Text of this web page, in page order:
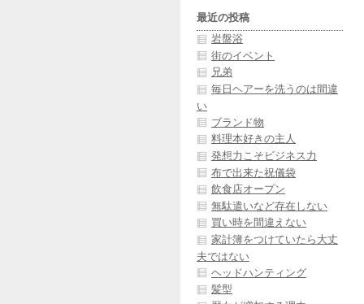
最近の投稿
岩盤浴
街のイベント
兄弟
毎日ヘアーを洗うのは間違
い
ブランド物
料理本好きの主人
発想力こそビジネス力
布で出来た祝儀袋
飲食店オープン
無駄遣いなど存在しない
買い時を間違えない
家計簿をつけていたら大丈
夫ではない
ヘッドハンティング
髪型